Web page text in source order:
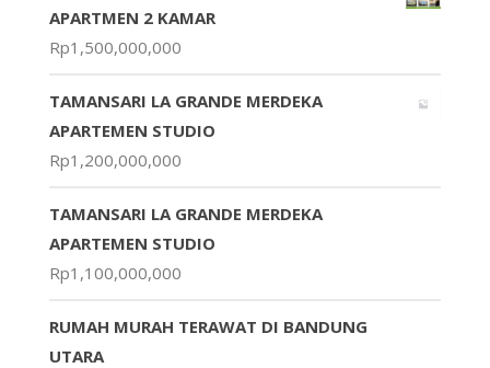
APARTMEN 2 KAMAR
Rp1,500,000,000
TAMANSARI LA GRANDE MERDEKA
APARTEMEN STUDIO
Rp1,200,000,000
TAMANSARI LA GRANDE MERDEKA
APARTEMEN STUDIO
Rp1,100,000,000
RUMAH MURAH TERAWAT DI BANDUNG
UTARA